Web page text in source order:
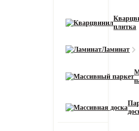
плитка
Ламинат
Кварцвинил SPC
Смотреть все характеристики